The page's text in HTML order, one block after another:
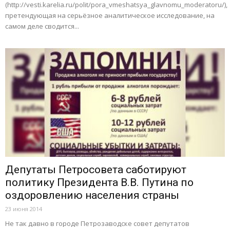
(http://vesti.karelia.ru/polit/pora_vmeshatsya_glavnomu_moderatoru/),
претендующая на серьёзное аналитическое исследование, на
самом деле сводится...
Депутаты Петросовета саботируют
политику Президента В.В. Путина по
оздоровлению населения страны
23 июня 2014
Не так давно в городе Петрозаводске совет депутатов